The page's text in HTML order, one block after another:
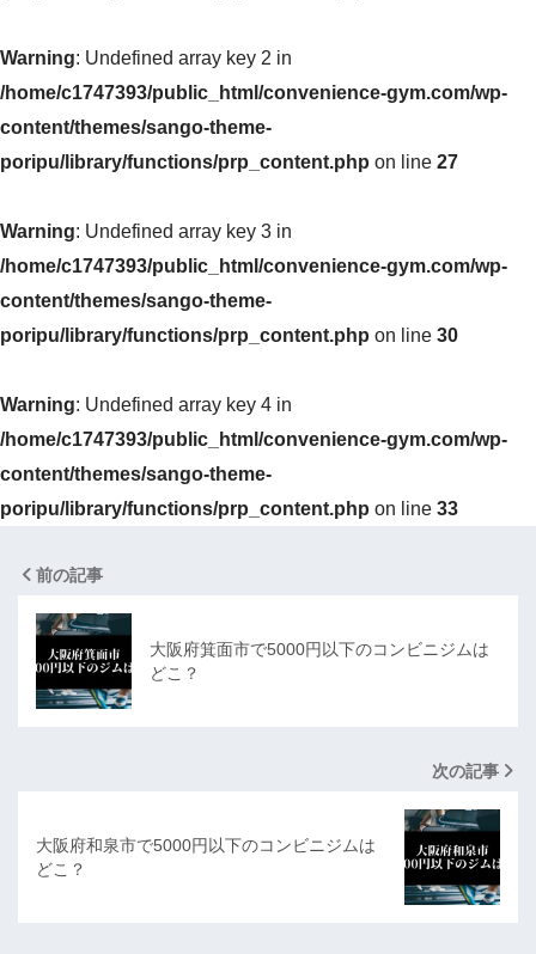
Warning: Undefined array key 2 in
/home/c1747393/public_html/convenience-gym.com/wp-
content/themes/sango-theme-
poripu/library/functions/prp_content.php on line 27
Warning: Undefined array key 3 in
/home/c1747393/public_html/convenience-gym.com/wp-
content/themes/sango-theme-
poripu/library/functions/prp_content.php on line 30
Warning: Undefined array key 4 in
/home/c1747393/public_html/convenience-gym.com/wp-
content/themes/sango-theme-
poripu/library/functions/prp_content.php on line 33
前の記事
大阪府箕面市で5000円以下のコンビニジムは
どこ？
次の記事
大阪府和泉市で5000円以下のコンビニジムは
どこ？